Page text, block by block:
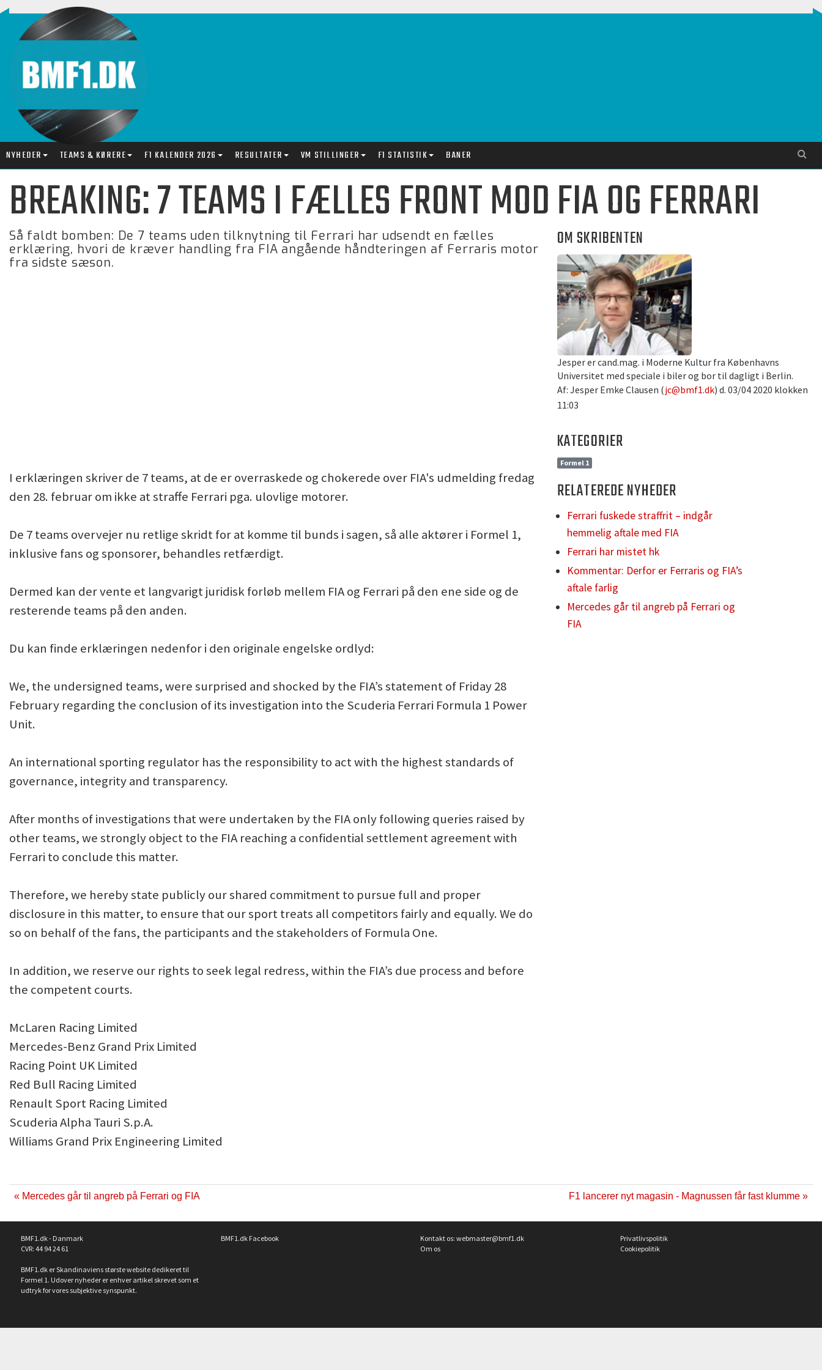
NYHEDER TEAMS & KØRERE F1 KALENDER 2026 RESULTATER VM STILLINGER F1 STATISTIK BANER
BREAKING: 7 TEAMS I FÆLLES FRONT MOD FIA OG FERRARI
Så faldt bomben: De 7 teams uden tilknytning til Ferrari har udsendt en fælles
erklæring, hvori de kræver handling fra FIA angående håndteringen af Ferraris motor
fra sidste sæson.
OM SKRIBENTEN
Jesper er cand.mag. i Moderne Kultur fra Københavns
Universitet med speciale i biler og bor til dagligt i Berlin.
Af: Jesper Emke Clausen (jc@bmf1.dk) d. 03/04 2020 klokken
11:03
KATEGORIER
Formel 1
I erklæringen skriver de 7 teams, at de er overraskede og chokerede over FIA's udmelding fredag
den 28. februar om ikke at straffe Ferrari pga. ulovlige motorer.
De 7 teams overvejer nu retlige skridt for at komme til bunds i sagen, så alle aktører i Formel 1,
inklusive fans og sponsorer, behandles retfærdigt.
Dermed kan der vente et langvarigt juridisk forløb mellem FIA og Ferrari på den ene side og de
resterende teams på den anden.
Du kan finde erklæringen nedenfor i den originale engelske ordlyd:
We, the undersigned teams, were surprised and shocked by the FIA’s statement of Friday 28
February regarding the conclusion of its investigation into the Scuderia Ferrari Formula 1 Power
Unit.
An international sporting regulator has the responsibility to act with the highest standards of
governance, integrity and transparency.
After months of investigations that were undertaken by the FIA only following queries raised by
other teams, we strongly object to the FIA reaching a confidential settlement agreement with
Ferrari to conclude this matter.
Therefore, we hereby state publicly our shared commitment to pursue full and proper
disclosure in this matter, to ensure that our sport treats all competitors fairly and equally. We do
so on behalf of the fans, the participants and the stakeholders of Formula One.
In addition, we reserve our rights to seek legal redress, within the FIA’s due process and before
the competent courts.
McLaren Racing Limited
Mercedes-Benz Grand Prix Limited
Racing Point UK Limited
Red Bull Racing Limited
Renault Sport Racing Limited
Scuderia Alpha Tauri S.p.A.
Williams Grand Prix Engineering Limited
RELATEREDE NYHEDER
Ferrari fuskede straffrit – indgår
hemmelig aftale med FIA
Ferrari har mistet hk
Kommentar: Derfor er Ferraris og FIA’s
aftale farlig
Mercedes går til angreb på Ferrari og
FIA
« Mercedes går til angreb på Ferrari og FIA F1 lancerer nyt magasin - Magnussen får fast klumme »
BMF1.dk - Danmark
CVR: 44 94 24 61
BMF1.dk er Skandinaviens største website dedikeret til
Formel 1. Udover nyheder er enhver artikel skrevet som et
udtryk for vores subjektive synspunkt.
BMF1.dk Facebook Kontakt os: webmaster@bmf1.dk
Om os
Privatlivspolitik
Cookiepolitik